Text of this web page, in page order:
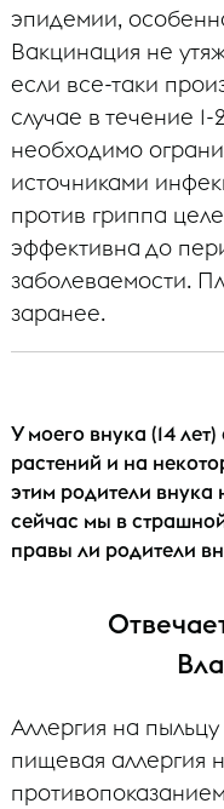
эпидемии,
Вакцинация не
если все-таки
случае в течение
необходимо
источниками
против гриппа
эффективна до
заболеваемости.
заранее.
У моего внука (14
растений и на
этим родители внука
сейчас мы в
правы ли родители
Аллергия на
пищевая аллергия